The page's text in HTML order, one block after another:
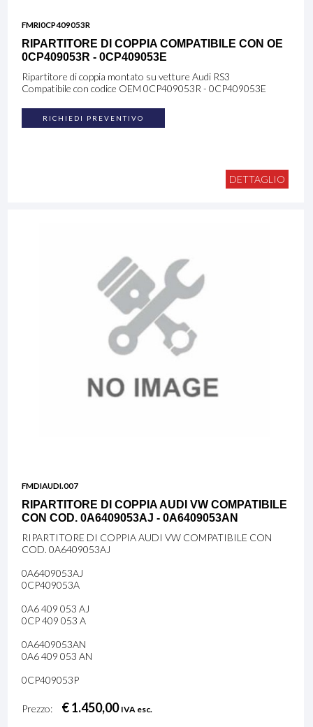
FMRI0CP409053R
RIPARTITORE DI COPPIA COMPATIBILE CON OE
0CP409053R - 0CP409053E
Ripartitore di coppia montato su vetture Audi RS3
Compatibile con codice OEM 0CP409053R - 0CP409053E
RICHIEDI PREVENTIVO
DETTAGLIO
FMDIAUDI.007
RIPARTITORE DI COPPIA AUDI VW COMPATIBILE
CON COD. 0A6409053AJ - 0A6409053AN
RIPARTITORE DI COPPIA AUDI VW COMPATIBILE CON
COD. 0A6409053AJ
0A6409053AJ
0CP409053A
0A6 409 053 AJ
0CP 409 053 A
0A6409053AN
0A6 409 053 AN
0CP409053P
Prezzo: € 1.450,00 IVA esc.